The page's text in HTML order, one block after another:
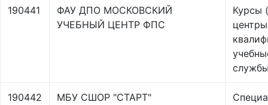
190441
ФАУ ДПО МОСКОВСКИЙ
УЧЕБНЫЙ ЦЕНТР ФПС
Курсы
190442 МБУ СШОР "СТАРТ"